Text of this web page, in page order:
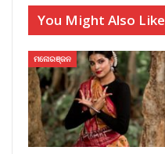
You Might Also Like
ମନୋରଞ୍ଜନ